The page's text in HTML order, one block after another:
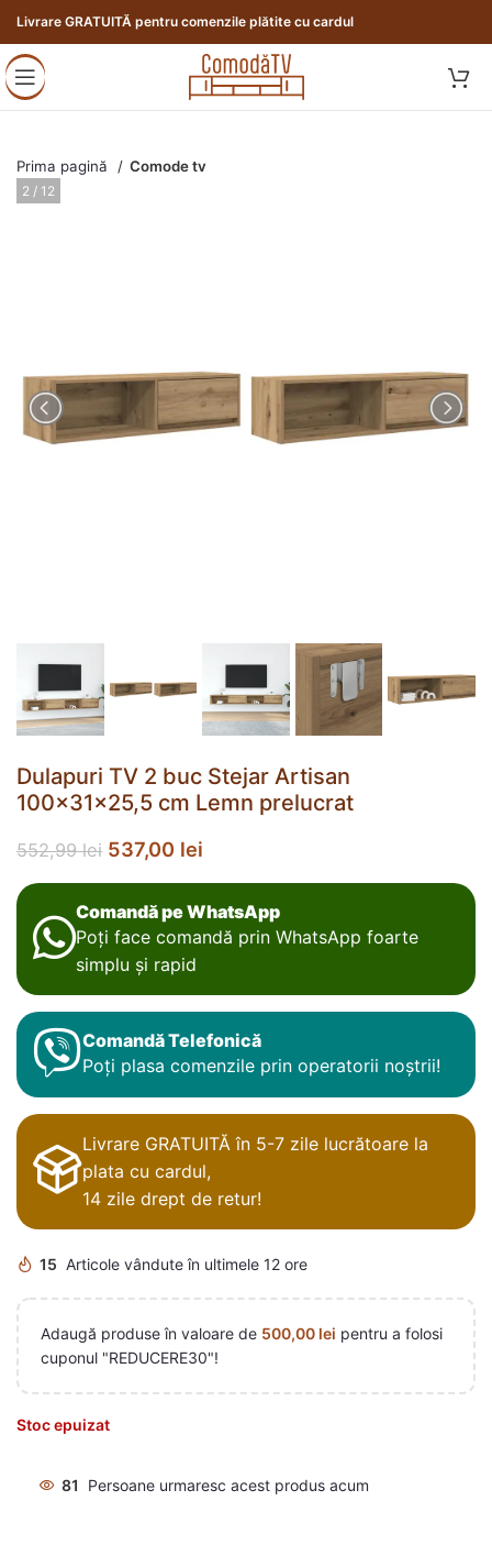
Livrare GRATUITĂ pentru comenzile plătite cu cardul
Prima pagină Comode tv
3 / 12
Dulapuri TV 2 buc Stejar Artisan
100x31x25,5 cm Lemn prelucrat
552,99lei 537,00 lei
Comandă pe WhatsApp
Poți face comandă prin WhatsApp foarte
simplu și rapid
Comandă Telefonică
Poți plasa comenzile prin operatorii noștrii!
Livrare GRATUITĂ în 5-7 zile lucrătoare la
plata cu cardul,
14 zile drept de retur!
15 Articole vândute în ultimele 12 ore
Adaugă produse în valoare de 500,00 lei pentru a folosi
cuponul "REDUCERE30"!
Stoc epuizat
81 Persoane urmaresc acest produs acum